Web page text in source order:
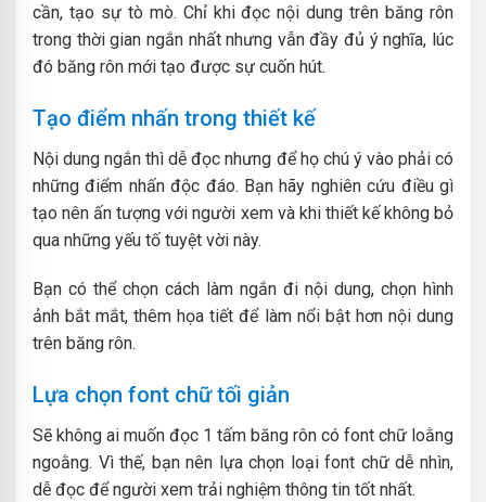
cần, tạo sự tò mò. Chỉ khi đọc nội dung trên băng rôn
trong thời gian ngắn nhất nhưng vẫn đầy đủ ý nghĩa, lúc
đó băng rôn mới tạo được sự cuốn hút.
Tạo điểm nhấn trong thiết kế
Nội dung ngắn thì dễ đọc nhưng để họ chú ý vào phải có
những điểm nhấn độc đáo. Bạn hãy nghiên cứu điều gì
tạo nên ấn tượng với người xem và khi thiết kế không bỏ
qua những yếu tố tuyệt vời này.
Bạn có thể chọn cách làm ngắn đi nội dung, chọn hình
ảnh bắt mắt, thêm họa tiết để làm nổi bật hơn nội dung
trên băng rôn.
Lựa chọn font chữ tối giản
Sẽ không ai muốn đọc 1 tấm băng rôn có font chữ loằng
ngoằng. Vì thế, bạn nên lựa chọn loại font chữ dễ nhìn,
dễ đọc để người xem trải nghiệm thông tin tốt nhất.